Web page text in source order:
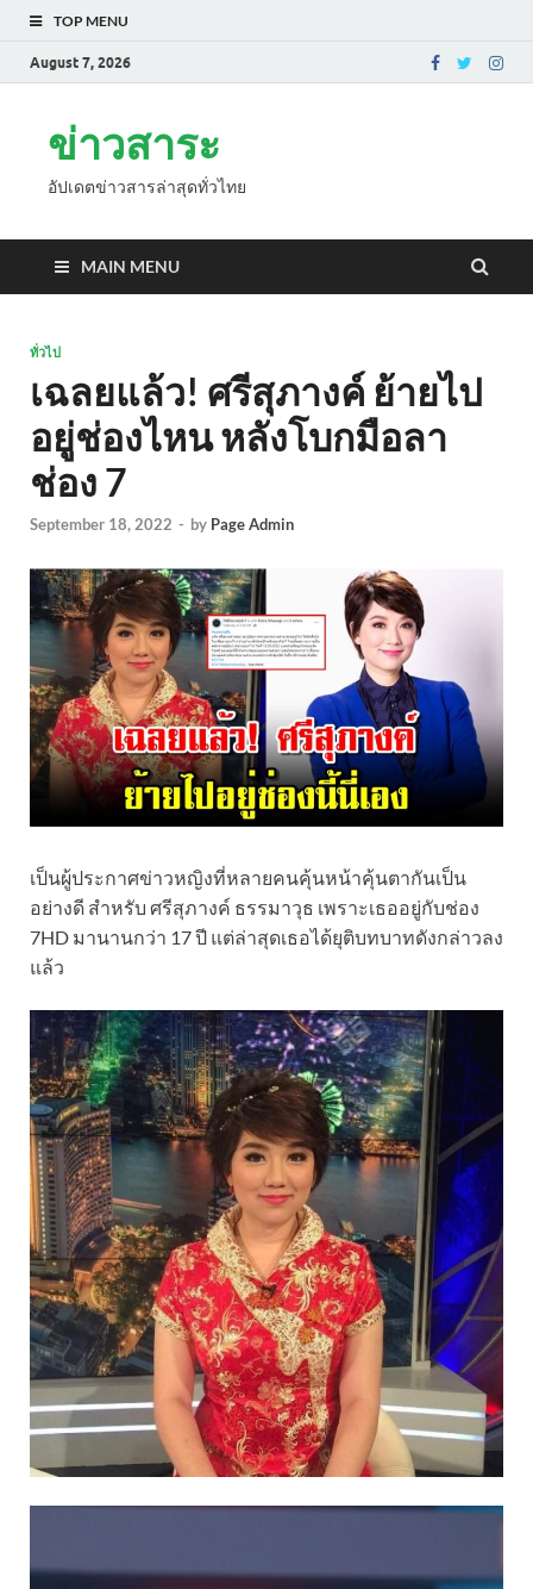
TOP MENU
August 7, 2026
ข่าวสาระ
อัปเดตข่าวสารล่าสุดทั่วไทย
MAIN MENU
ทั่วไป
เฉลยแล้ว! ศรีสุภางค์ ย้ายไป
อยู่ช่องไหน หลังโบกมือลา
ช่อง 7
September 18, 2022 - by Page Admin
เป็นผู้ประกาศข่าวหญิงที่หลายคนคุ้นหน้าคุ้นตากันเป็น
อย่างดี สำหรับ ศรีสุภางค์ ธรรมาวุธ เพราะเธออยู่กับช่อง
7HD มานานกว่า 17 ปี แต่ล่าสุดเธอได้ยุติบทบาทดังกล่าวลง
แล้ว